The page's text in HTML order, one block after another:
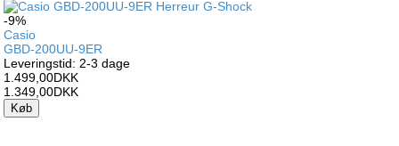
-9%
Casio
GBD-200UU-9ER
Leveringstid: 2-3 dage
1.499,00DKK
1.349,00DKK
Køb